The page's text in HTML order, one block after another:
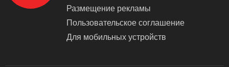
Размещение рекламы
Пользовательское соглашение
Для мобильных устройств